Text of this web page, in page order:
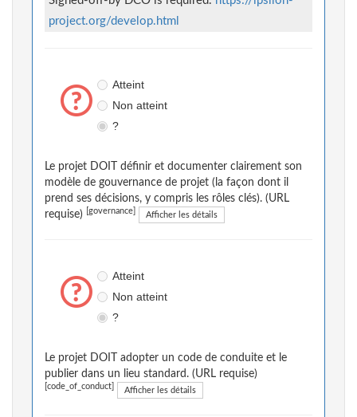
project.org/develop.html
Atteint
Non atteint
?
Le projet DOIT définir et documenter clairement son
modèle de gouvernance de projet (la façon dont il
prend ses décisions, y compris les rôles clés). (URL
requise)
[governance] Afficher les détails
Atteint
Non atteint
?
Le projet DOIT adopter un code de conduite et le
publier dans un lieu standard. (URL requise)
[code_of_conduct] Afficher les détails